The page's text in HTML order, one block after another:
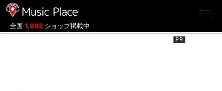
全国 1,892 ショップ掲載中